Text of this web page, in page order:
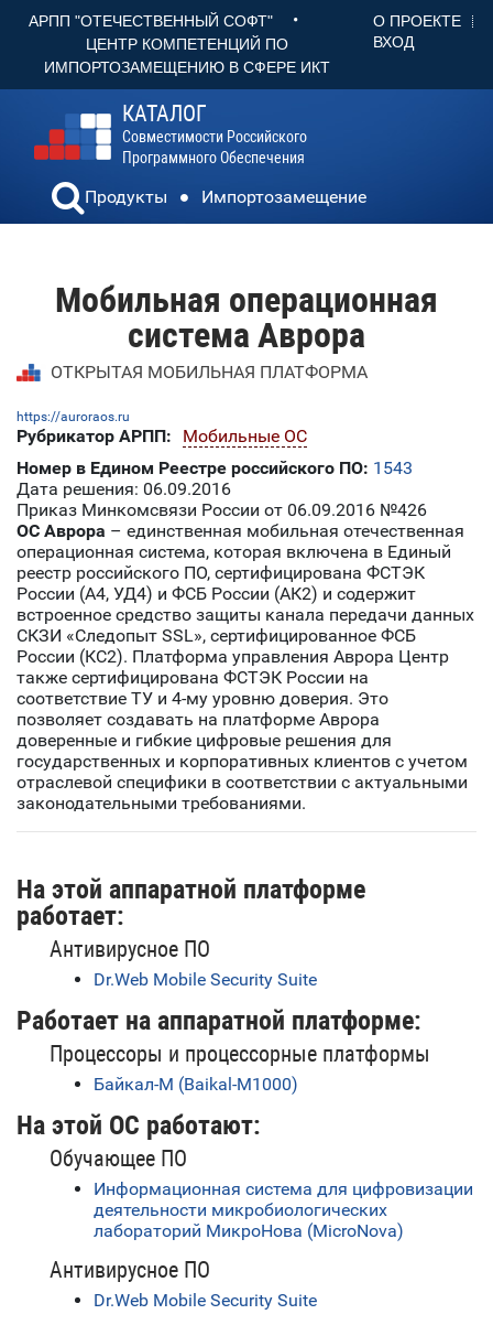
АРПП "ОТЕЧЕСТВЕННЫЙ СОФТ" •
ЦЕНТР КОМПЕТЕНЦИЙ ПО
ИМПОРТОЗАМЕЩЕНИЮ В СФЕРЕ ИКТ
О ПРОЕКТЕ
ВХОД
КАТАЛОГ
Совместимости Российского
Программного Обеспечения
Продукты Импортозамещение
Мобильная операционная
система Аврора
ОТКРЫТАЯ МОБИЛЬНАЯ ПЛАТФОРМА
https://auroraos.ru
Рубрикатор АРПП:
Мобильные ОС
Номер в Едином Реестре российского ПО: 1543
Дата решения: 06.09.2016
Приказ Минкомсвязи России от 06.09.2016 №426
ОС Аврора – единственная мобильная отечественная
операционная система, которая включена в Единый
реестр российского ПО, сертифицирована ФСТЭК
России (А4, УД4) и ФСБ России (АК2) и содержит
встроенное средство защиты канала передачи данных
СКЗИ «Следопыт SSL», сертифицированное ФСБ
России (КС2). Платформа управления Аврора Центр
также сертифицирована ФСТЭК России на
соответствие ТУ и 4-му уровню доверия. Это
позволяет создавать на платформе Аврора
доверенные и гибкие цифровые решения для
государственных и корпоративных клиентов с учетом
отраслевой специфики в соответствии с актуальными
законодательными требованиями.
На этой аппаратной платформе
работает:
Антивирусное ПО
Dr.Web Mobile Security Suite
Работает на аппаратной платформе:
Процессоры и процессорные платформы
Байкал-М (Baikal-M1000)
На этой ОС работают:
Обучающее ПО
Информационная система для цифровизации
деятельности микробиологических
лабораторий МикроНова (MicroNova)
Антивирусное ПО
Dr.Web Mobile Security Suite